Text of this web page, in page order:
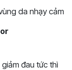
da nhạy cảm
đau tức thì